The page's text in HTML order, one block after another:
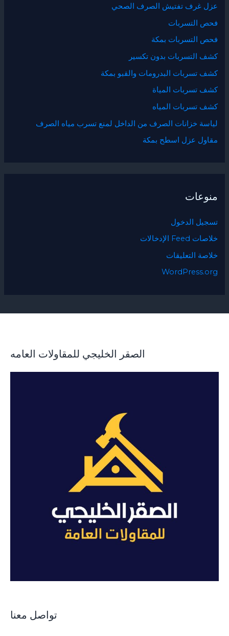
عزل غرف تفتيش الصرف الصحي
فحص التسربات
فحص التسربات بمكة
كشف التسربات بدون تكسير
كشف تسربات البدرومات والقبو بمكة
كشف تسربات المياة
كشف تسربات المياه
لياسة خزانات الصرف من الداخل لمنع تسرب مياه الصرف
مقاول عزل اسطح بمكة
منوعات
تسجيل الدخول
خلاصات Feed الإدخالات
خلاصة التعليقات
WordPress.org
الصقر الخليجي للمقاولات العامه
تواصل معنا